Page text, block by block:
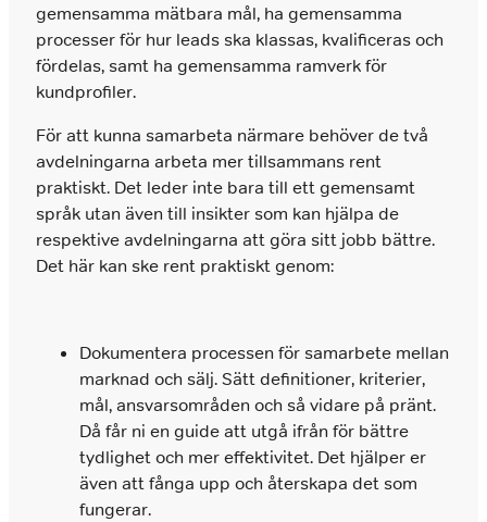
gemensamma mätbara mål, ha gemensamma
processer för hur leads ska klassas, kvalificeras och
fördelas, samt ha gemensamma ramverk för
kundprofiler.
För att kunna samarbeta närmare behöver de två
avdelningarna arbeta mer tillsammans rent
praktiskt. Det leder inte bara till ett gemensamt
språk utan även till insikter som kan hjälpa de
respektive avdelningarna att göra sitt jobb bättre.
Det här kan ske rent praktiskt genom:
Dokumentera processen för samarbete mellan
marknad och sälj. Sätt definitioner, kriterier,
mål, ansvarsområden och så vidare på pränt.
Då får ni en guide att utgå ifrån för bättre
tydlighet och mer effektivitet. Det hjälper er
även att fånga upp och återskapa det som
fungerar.